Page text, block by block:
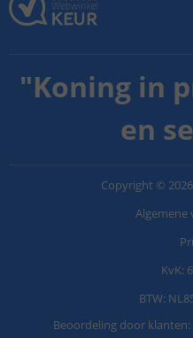
"Koning in
en
Copyright © 2026
Algemene
KvK:
BTW:
Beoordeling door klanten: